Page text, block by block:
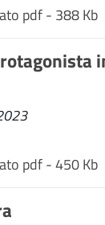
pdf - 388 Kb
pdf - 450 Kb